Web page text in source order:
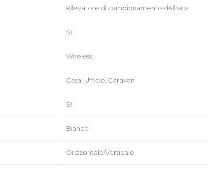
Rilevatore di campionamento dell'aria
Sì
Wireless
Casa, Ufficio, Caravan
Sì
Bianco
Orizzontale/Verticale